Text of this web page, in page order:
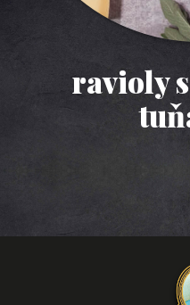
ravioly